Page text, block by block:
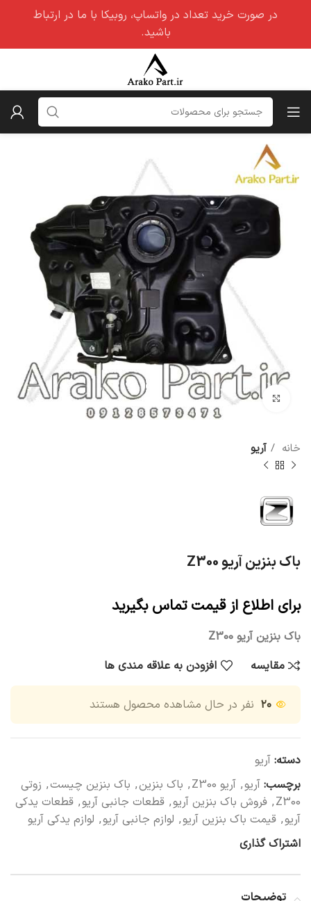
برای بزرگنمایی کلیک کنید
خانه آریو
باک بنزین آریو Z300
برای اطلاع از قیمت تماس بگیرید
باک بنزین آریو Z300
مقایسه
افزودن به علاقه مندی ها
۲۰ نفر در حال مشاهده محصول هستند
دسته: آریو
برچسب: آریو, آریو Z300 , باک بنزین, باک بنزین چیست, زوتی
Z300
, فروش باک بنزین آریو, قطعات جانبی آریو, قطعات یدکی
آریو, قیمت باک بنزین آریو, لوازم جانبی آریو, لوازم یدکی آریو
اشتراک گذاری
در صورت خرید تعداد در واتساپ، روبیکا با ما در ارتباط
باشید.